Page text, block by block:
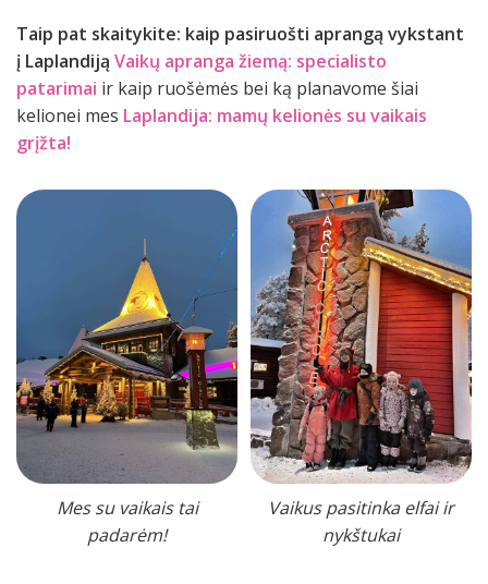
Taip pat skaitykite: kaip pasiruošti aprangą vykstant
į Laplandiją Vaikų apranga žiemą: specialisto
patarimai ir kaip ruošėmės bei ką planavome šiai
kelionei mes Laplandija: mamų kelionės su vaikais
grįžta!
Mes su vaikais tai
padarėm!
Vaikus pasitinka elfai ir
nykštukai